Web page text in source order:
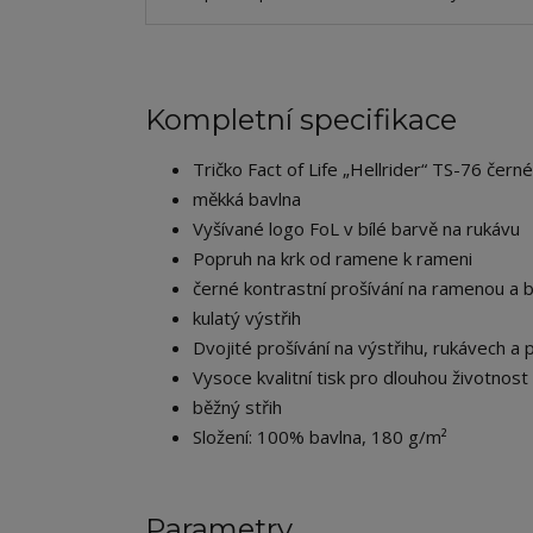
Kompletní specifikace
Tričko Fact of Life „Hellrider“ TS-76 černé
měkká bavlna
Vyšívané logo FoL v bílé barvě na rukávu
Popruh na krk od ramene k rameni
černé kontrastní prošívání na ramenou a
kulatý výstřih
Dvojité prošívání na výstřihu, rukávech a
Vysoce kvalitní tisk pro dlouhou životnost
běžný střih
Složení: 100% bavlna, 180 g/m²